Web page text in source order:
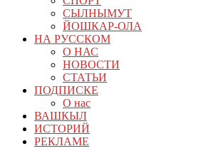
СЫЛНЫМУТ
ЙОШКАР-ОЛА
НА РУССКОМ
О НАС
НОВОСТИ
СТАТЬИ
ПОДПИСКЕ
О нас
ВАШКЫЛ
ИСТОРИЙ
РЕКЛАМЕ